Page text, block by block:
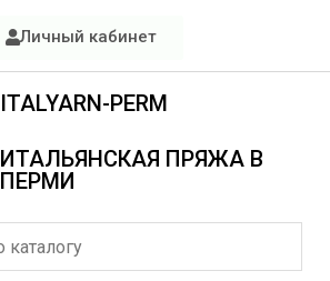
Личный кабинет
ITALYARN-PERM
ИТАЛЬЯНСКАЯ ПРЯЖА В
ПЕРМИ